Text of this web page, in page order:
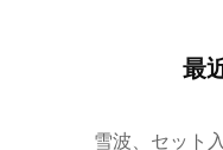
最
雪波、セット